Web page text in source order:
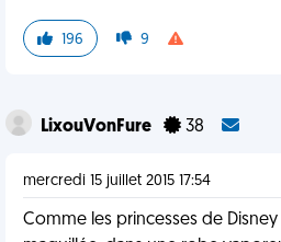
196 9
LixouVonFure 38
mercredi 15 juillet 2015 17:54
Comme les princesses de